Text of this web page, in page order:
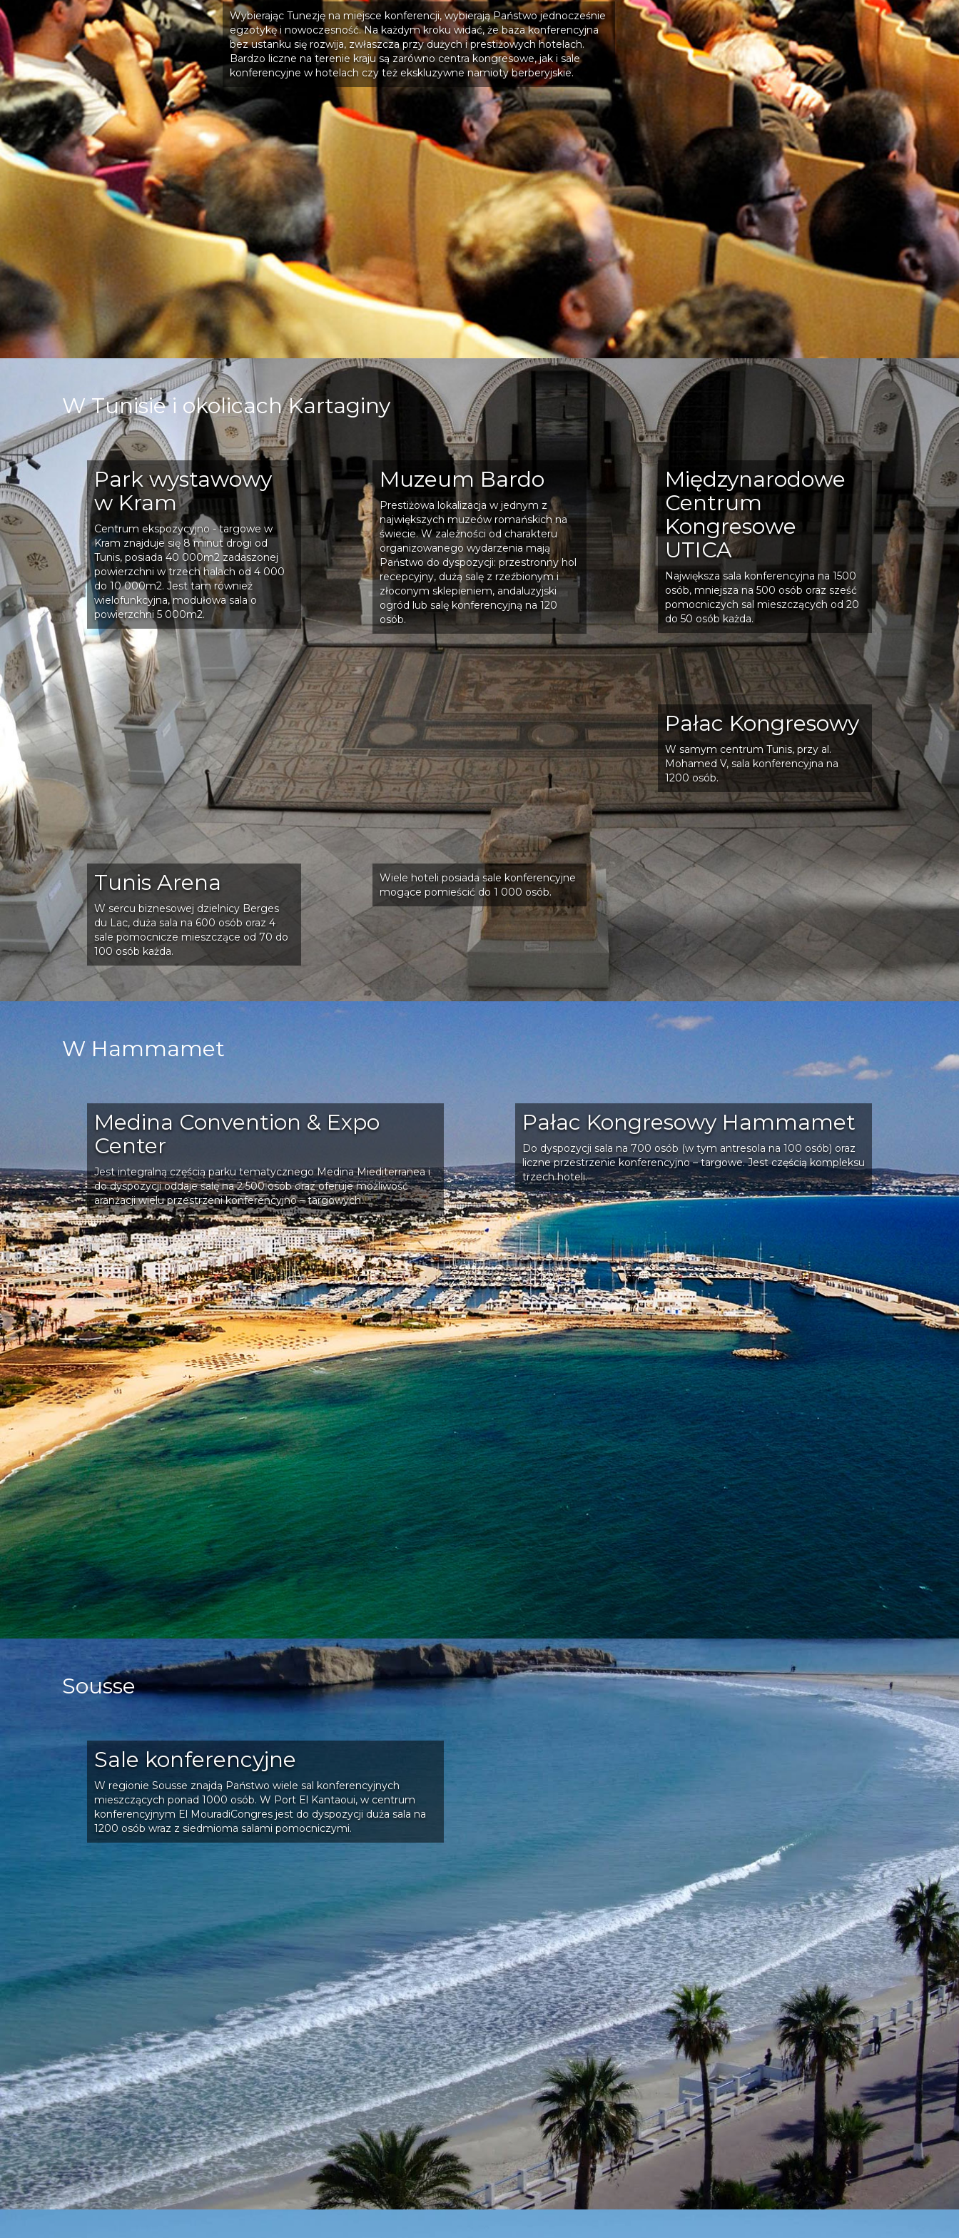
Wybierając Tunezję na miejsce konferencji, wybierają Państwo jednocześnie
egzotykę i nowoczesność. Na każdym kroku widać, że baza konferencyjna
bez ustanku się rozwija, zwłaszcza przy dużych i prestiżowych hotelach.
Bardzo liczne na terenie kraju są zarówno centra kongresowe, jak i sale
konferencyjne w hotelach czy też ekskluzywne namioty berberyjskie.
W Tunisie i okolicach Kartaginy
Park wystawowy
w Kram
Centrum ekspozycyjno - targowe w
Kram znajduje się 8 minut drogi od
Tunis, posiada 40 000m2 zadaszonej
powierzchni w trzech halach od 4 000
do 10 000m2. Jest tam również
wielofunkcyjna, modułowa sala o
powierzchni 5 000m2.
Muzeum Bardo
Prestiżowa lokalizacja w jednym z
największych muzeów romańskich na
świecie. W zależności od charakteru
organizowanego wydarzenia mają
Państwo do dyspozycji: przestronny hol
recepcyjny, dużą salę z rzeźbionym i
złoconym sklepieniem, andaluzyjski
ogród lub salę konferencyjną na 120
osób.
Międzynarodowe
Centrum
Kongresowe
UTICA
Największa sala konferencyjna na 1500
osób, mniejsza na 500 osób oraz sześć
pomocniczych sal mieszczących od 20
do 50 osób każda.
Pałac Kongresowy
W samym centrum Tunis, przy al.
Mohamed V, sala konferencyjna na
1200 osób.
Tunis Arena
W sercu biznesowej dzielnicy Berges
du Lac, duża sala na 600 osób oraz 4
sale pomocnicze mieszczące od 70 do
100 osób każda.
Wiele hoteli posiada sale konferencyjne
mogące pomieścić do 1 000 osób.
W Hammamet
Medina Convention & Expo
Center
Jest integralną częścią parku tematycznego Medina Miediterranea i
do dyspozycji oddaje salę na 2 500 osób oraz oferuje możliwość
aranżacji wielu przestrzeni konferencyjno – targowych.
Pałac Kongresowy Hammamet
Do dyspozycji sala na 700 osób (w tym antresola na 100 osób) oraz
liczne przestrzenie konferencyjno – targowe. Jest częścią kompleksu
trzech hoteli.
Sousse
Sale konferencyjne
W regionie Sousse znajdą Państwo wiele sal konferencyjnych
mieszczących ponad 1000 osób. W Port El Kantaoui, w centrum
konferencyjnym El MouradiCongres jest do dyspozycji duża sala na
1200 osób wraz z siedmioma salami pomocniczymi.